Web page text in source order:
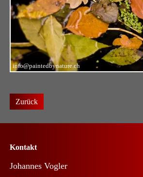
info@paintedbynature.ch
Zurück
Kontakt
Johannes Vogler